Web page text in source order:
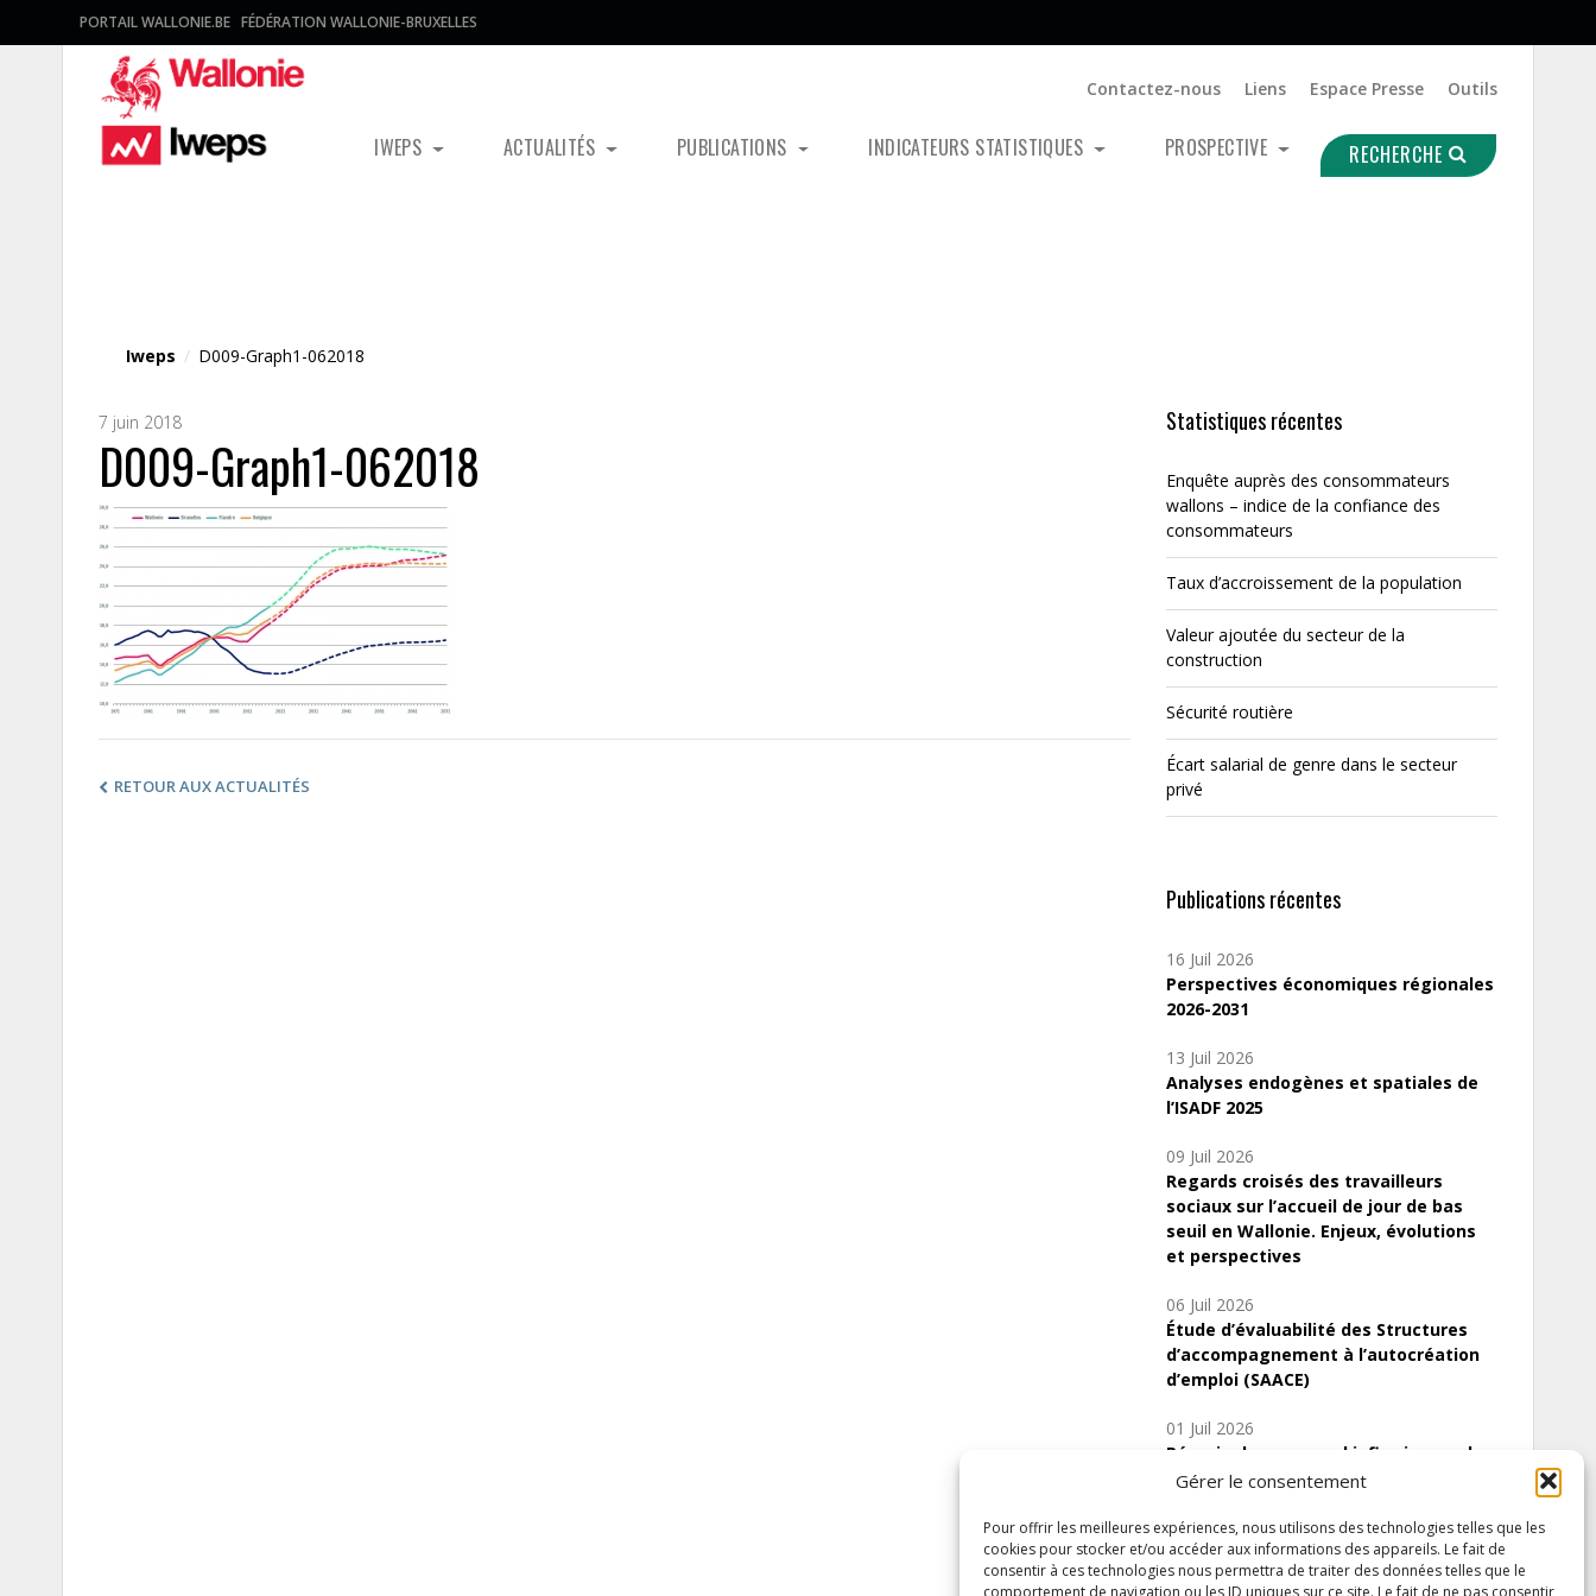
Gérer le consentement
Pour offrir les meilleures expériences, nous utilisons des technologies telles que les
cookies pour stocker et/ou accéder aux informations des appareils. Le fait de
consentir à ces technologies nous permettra de traiter des données telles que le
comportement de navigation ou les ID uniques sur ce site. Le fait de ne pas consentir
PORTAIL WALLONIE.BE FÉDÉRATION WALLONIE-BRUXELLES
Contactez-nous Liens Espace Presse Outils
IWEPS ACTUALITÉS PUBLICATIONS INDICATEURS STATISTIQUES PROSPECTIVE RECHERCHE
Iweps / D009-Graph1-062018
7 juin 2018
D009-Graph1-062018
RETOUR AUX ACTUALITÉS
Statistiques récentes
Enquête auprès des consommateurs
wallons – indice de la confiance des
consommateurs
Taux d’accroissement de la population
Valeur ajoutée du secteur de la
construction
Sécurité routière
Écart salarial de genre dans le secteur
privé
Publications récentes
16 Juil 2026
Perspectives économiques régionales
2026-2031
13 Juil 2026
Analyses endogènes et spatiales de
l’ISADF 2025
09 Juil 2026
Regards croisés des travailleurs
sociaux sur l’accueil de jour de bas
seuil en Wallonie. Enjeux, évolutions
et perspectives
06 Juil 2026
Étude d’évaluabilité des Structures
d’accompagnement à l’autocréation
d’emploi (SAACE)
01 Juil 2026
Pénurie du personnel infirmier :quels
indicateurs d’offre de soins pour